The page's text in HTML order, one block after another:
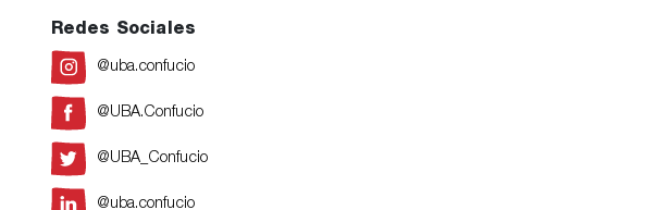
Redes Sociales
@uba.confucio
@UBA.Confucio
@UBA_Confucio
@uba.confucio